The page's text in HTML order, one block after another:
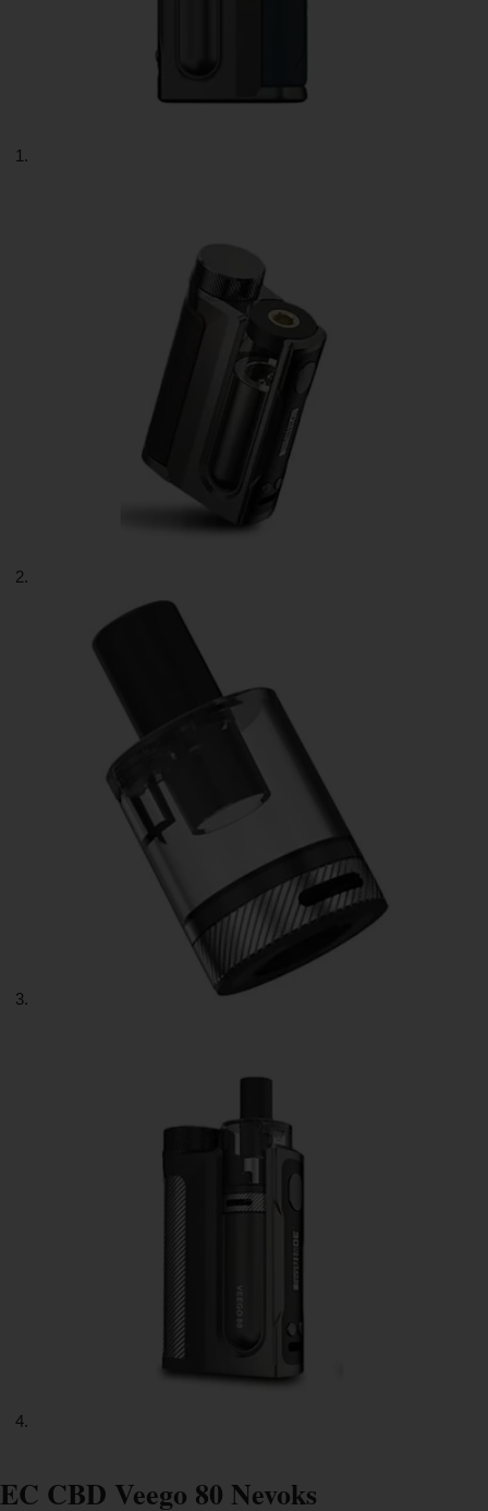
EC CBD Veego 80 Nevoks